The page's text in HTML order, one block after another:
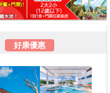
好康優惠